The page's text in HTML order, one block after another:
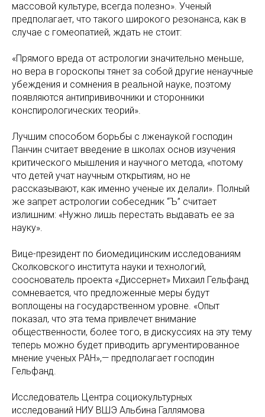
массовой культуре, всегда полезно». Ученый
предполагает, что такого широкого резонанса, как в
случае с гомеопатией, ждать не стоит:
«Прямого вреда от астрологии значительно меньше,
но вера в гороскопы тянет за собой другие ненаучные
убеждения и сомнения в реальной науке, поэтому
появляются антипрививочники и сторонники
конспирологических теорий».
Лучшим способом борьбы с лженаукой господин
Панчин считает введение в школах основ изучения
критического мышления и научного метода, «потому
что детей учат научным открытиям, но не
рассказывают, как именно ученые их делали». Полный
же запрет астрологии собеседник “Ъ” считает
излишним: «Нужно лишь перестать выдавать ее за
науку».
Вице-президент по биомедицинским исследованиям
Сколковского института науки и технологий,
сооснователь проекта «Диссернет» Михаил Гельфанд
сомневается, что предложенные меры будут
воплощены на государственном уровне. «Опыт
показал, что эта тема привлечет внимание
общественности, более того, в дискуссиях на эту тему
теперь можно будет приводить аргументированное
мнение ученых РАН»,— предполагает господин
Гельфанд.
Исследователь Центра социокультурных
исследований НИУ ВШЭ Альбина Галлямова